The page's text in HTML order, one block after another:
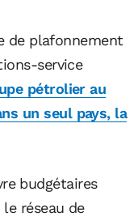
de plafonnement
service
pétrolier au
un seul pays, la
budgétaires
réseau de